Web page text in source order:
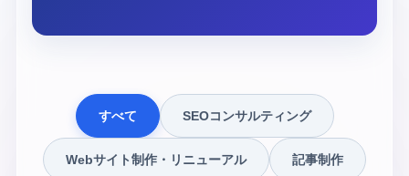
すべて SEOコンサルティング
Webサイト制作・リニューアル 記事制作